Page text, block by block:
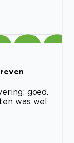
goed.
was wel